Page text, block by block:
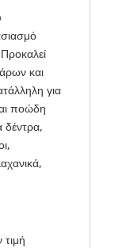
και
για
ποώδη